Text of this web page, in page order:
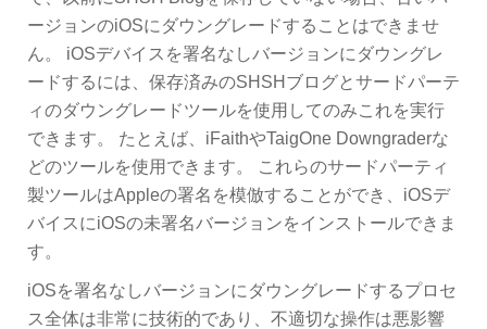
ージョンのiOSにダウングレードすることはできませ
ん。 iOSデバイスを署名なしバージョンにダウングレ
ードするには、保存済みのSHSHブログとサードパーテ
ィのダウングレードツールを使用してのみこれを実行
できます。 たとえば、iFaithやTaigOne Downgraderな
どのツールを使用できます。 これらのサードパーティ
製ツールはAppleの署名を模倣することができ、iOSデ
バイスにiOSの未署名バージョンをインストールできま
す。
iOSを署名なしバージョンにダウングレードするプロセ
ス全体は非常に技術的であり、不適切な操作は悪影響